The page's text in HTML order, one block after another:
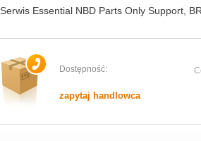
Serwis Essential NBD Parts Only Support,
Dostępność:
zapytaj handlowca